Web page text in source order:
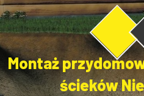
Montaż
ścieków